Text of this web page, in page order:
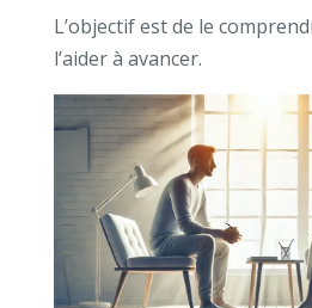
L’objectif est de le
l’aider à avancer.